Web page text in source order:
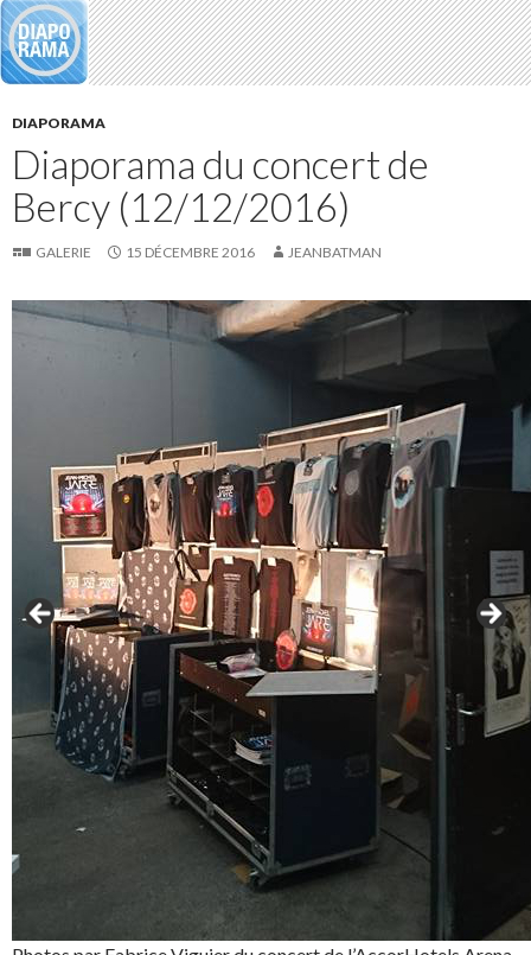
DIAPORAMA
Diaporama du concert de
Bercy (12/12/2016)
GALERIE 15 DÉCEMBRE 2016 JEANBATMAN